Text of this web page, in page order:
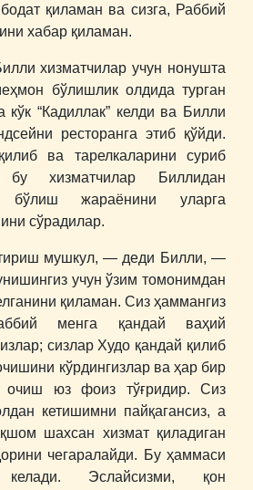
қиламан ва сизга, Раббий
хабар қиламан.
хизматчилар учун нонушта
бўлишлик олдида турган
кўк “Кадиллак” келди ва Билли
ресторанга этиб қўйди.
ва тарелкаларини суриб
бу хизматчилар Биллидан
бўлиш жараёнини уларга
сўрадилар.
мушкул, ― деди Билли, ―
учун ўзим томонимдан
қиламан. Сиз ҳаммангиз
менга қандай ваҳий
сизлар Худо қандай қилиб
кўрдингизлар ва ҳар бир
очиш юз фоиз тўғридир. Сиз
кетишимни пайқагансиз, а
шахсан хизмат қиладиган
чегаралайди. Бу ҳаммаси
Эслайсизми, қон